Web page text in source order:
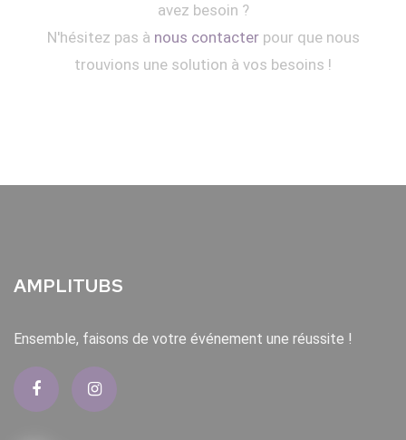
avez besoin ?
N'hésitez pas à nous contacterpour que nous
trouvions une solution à vos besoins !
AMPLITUBS
Ensemble, faisons de votre événement une réussite !